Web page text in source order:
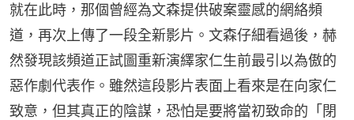
就在此時，那個曾經為文森提供破案靈感的網絡頻
道，再次上傳了一段全新影片。文森仔細看過後，赫
然發現該頻道正試圖重新演繹家仁生前最引以為傲的
惡作劇代表作。雖然這段影片表面上看來是在向家仁
致意，但其真正的陰謀，恐怕是要將當初致命的「閉